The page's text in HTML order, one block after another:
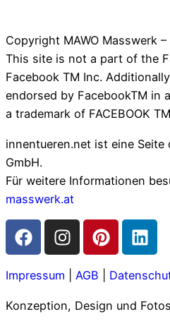
Copyright MAWO Masswerk –
This site is not a part of the
Facebook TM Inc.
endorsed by FacebookTM in
a trademark of FACEBOOK
innentueren.net ist eine Seite
GmbH.
Für weitere Informationen
masswerk.at
Impressum AGB
Konzeption, Design und